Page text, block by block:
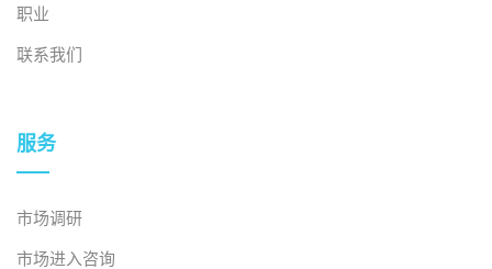
职业
联系我们
服务
市场调研
市场进入咨询